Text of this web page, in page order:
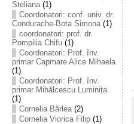
Steliana(1)
Coordonatori: conf. univ. dr.
Condurache-Bota Simona(1)
coordonatori: prof. dr.
Pompilia Chifu(1)
Coordonatori: Prof. înv.
primar Capmare Alice Mihaela
(1)
Coordonatori: Prof. înv.
primar Mihălcescu Luminița
(1)
Cornelia Bârlea(2)
Cornelia Viorica Filip(1)